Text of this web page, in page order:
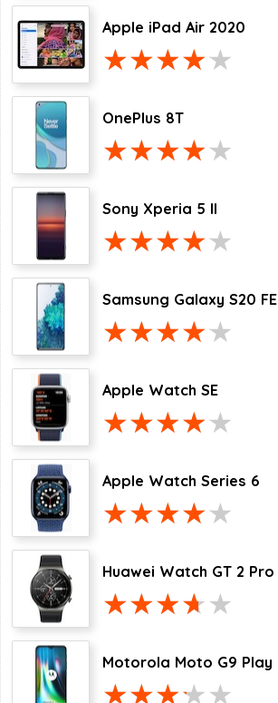
Apple iPad Air 2020
OnePlus 8T
Sony Xperia 5 II
Samsung Galaxy S20 FE
Apple Watch SE
Apple Watch Series 6
Huawei Watch GT 2 Pro
Motorola Moto G9 Play